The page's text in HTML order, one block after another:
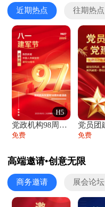
近期热点 往期热点
H5
党政机构98周年八一建军节庆祝晚会活动邀
免费 免费
高端邀请•创意无限
商务邀请 展会论坛